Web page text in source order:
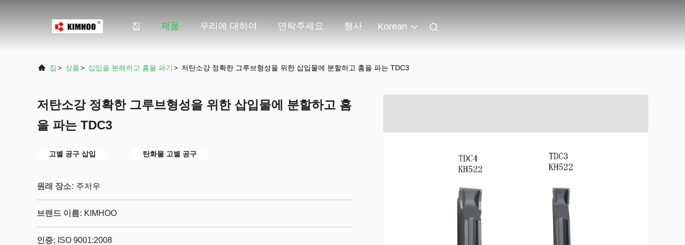
집 제품 우리에 대하여 연락주세요 행사 Korean
집 > 상품> 삽입을 분해하고 흠을 파기 > 저탄소강 정확한 그루브형성을 위한 삽입물에 분할하고 홈을 파는 TDC3
저탄소강 정확한 그루브형성을 위한 삽입물에 분할하고 홈
을 파는 TDC3
고별 공구 삽입 탄화물 고별 공구
원래 장소: 주저우
브랜드 이름: KIMHOO
인증: ISO 9001:2008